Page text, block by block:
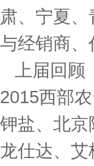
肃、宁夏
与经销商
上届回顾
2015西部
钾盐、北
龙仕达、